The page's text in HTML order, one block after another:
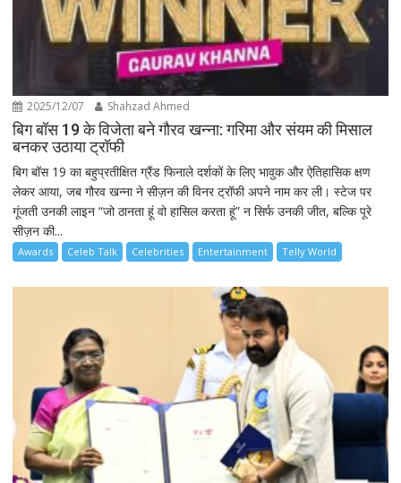
2025/12/07 Shahzad Ahmed
बिग बॉस 19 के विजेता बने गौरव खन्ना: गरिमा और संयम की मिसाल
बनकर उठाया ट्रॉफी
बिग बॉस 19 का बहुप्रतीक्षित ग्रैंड फिनाले दर्शकों के लिए भावुक और ऐतिहासिक क्षण
लेकर आया, जब गौरव खन्ना ने सीज़न की विनर ट्रॉफी अपने नाम कर ली। स्टेज पर
गूंजती उनकी लाइन “जो ठानता हूं वो हासिल करता हूं” न सिर्फ उनकी जीत, बल्कि पूरे
सीज़न की...
Awards Celeb Talk Celebrities Entertainment Telly World